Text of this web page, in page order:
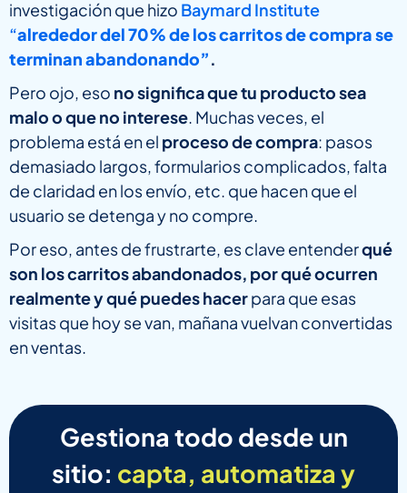
investigación que hizo Baymard Institute
“alrededor del 70% de los carritos de compra se
terminan abandonando”.
Pero ojo, eso no significa que tu producto sea
malo o que no interese. Muchas veces, el
problema está en el proceso de compra: pasos
demasiado largos, formularios complicados, falta
de claridad en los envío, etc. que hacen que el
usuario se detenga y no compre.
Por eso, antes de frustrarte, es clave entenderqué
son los carritos abandonados, por qué ocurren
realmente y qué puedes hacerpara que esas
visitas que hoy se van, mañana vuelvan convertidas
en ventas.
Gestiona todo desde un
sitio: capta, automatiza y